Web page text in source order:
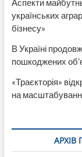
українських
бізнесу»
В Україні
пошкоджених
«Траєкторія»
на
АРХІВ